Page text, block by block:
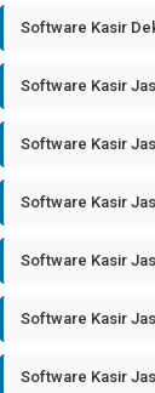
Software Kasir
Software Kasir
Software Kasir
Software Kasir
Software Kasir
Software Kasir
Software Kasir